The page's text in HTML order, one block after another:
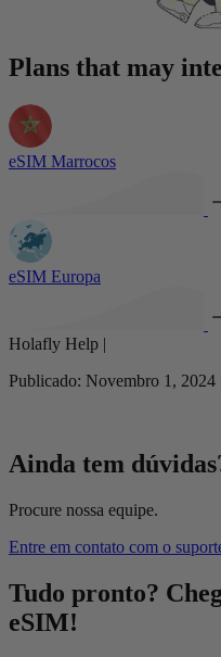
Plans that may
eSIM Marrocos
eSIM Europa
Holafly Help |
Publicado: Novembro 1,
Ainda tem
Procure nossa equipe.
Entre em contato com o
Tudo pronto?
eSIM!